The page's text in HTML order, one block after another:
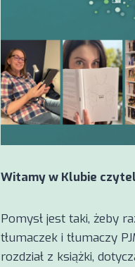
Witamy w Klubie
Pomysł jest taki, żeby
tłumaczek i tłumaczy
rozdział z książki,